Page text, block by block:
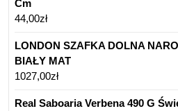
Cm
44,00zł
LONDON SZAFKA DOLNA
BIAŁY MAT
1027,00zł
Real Saboaria Verbena 490 G